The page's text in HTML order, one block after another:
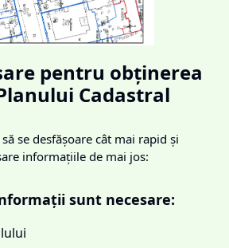
pentru obținerea
Cadastral
se desfășoare cât mai rapid și
informațiile de mai jos:
sunt necesare: